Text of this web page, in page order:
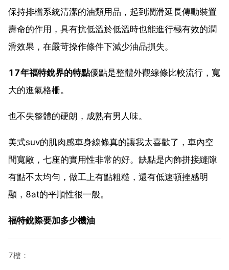
保持排檔系統清潔的油類用品，起到潤滑延長傳動裝置
壽命的作用，具有抗低溫於低溫時也能進行極有效的潤
滑效果，在嚴苛操作條件下減少油品損失。
17年福特銳界的特點優點是整體外觀線條比較流行，寬
大的進氣格柵。
也不失整體的硬朗，成熟有男人味。
美式suv的肌肉感車身線條真的讓我太喜歡了，車內空
間寬敞，七座的實用性非常的好。缺點是內飾拼接縫隙
有點不太均勻，做工上有點粗糙，還有低速頓挫感明
顯，8at的平順性很一般。
福特銳際要加多少機油
7樓：